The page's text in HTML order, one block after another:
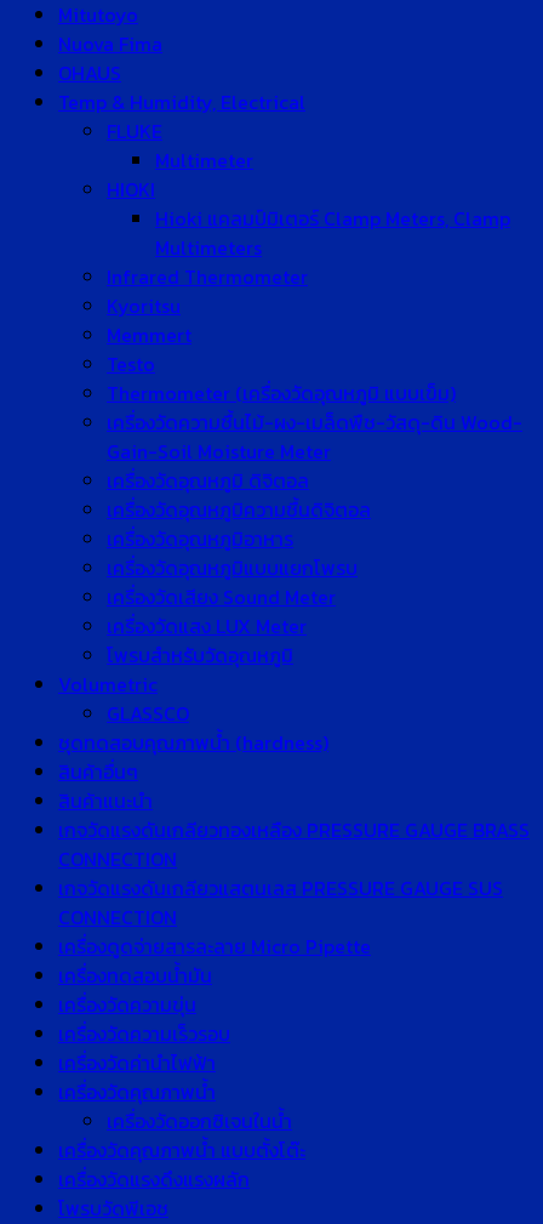
Mitutoyo
Nuova Fima
OHAUS
Temp & Humidity, Electrical
FLUKE
Multimeter
HIOKI
Hioki แคลมป์มิเตอร์ Clamp Meters, Clamp
Multimeters
Infrared Thermometer
Kyoritsu
Memmert
Testo
Thermometer (เครื่องวัดอุณหภูมิ แบบเข็ม)
เครื่องวัดความชื้นไม้-ผง-เมล็ดพืช-วัสดุ-ดิน Wood-
Gain-Soil Moisture Meter
เครื่องวัดอุณหภูมิ ดิจิตอล
เครื่องวัดอุณหภูมิความชื้นดิจิตอล
เครื่องวัดอุณหภูมิอาหาร
เครื่องวัดอุณหภูมิแบบแยกโพรบ
เครื่องวัดเสียง Sound Meter
เครื่องวัดแสง LUX Meter
โพรบสำหรับวัดอุณหภูมิ
Volumetric
GLASSCO
ชุดทดสอบคุณภาพน้ำ (hardness)
สินค้าอื่นๆ
สินค้าแนะนำ
เกจวัดแรงดันเกลียวทองเหลือง PRESSURE GAUGE BRASS
CONNECTION
เกจวัดแรงดันเกลียวแสตนเลส PRESSURE GAUGE SUS
CONNECTION
เครื่องดูดจ่ายสารละลาย Micro Pipette
เครื่องทดสอบน้ำมัน
เครื่องวัดความขุ่น
เครื่องวัดความเร็วรอบ
เครื่องวัดค่านำไฟฟ้า
เครื่องวัดคุณภาพน้ำ
เครื่องวัดออกซิเจนในน้ำ
เครื่องวัดคุณภาพน้ำ แบบตั้งโต๊ะ
เครื่องวัดแรงดึงแรงผลัก
โพรบวัดพีเอช